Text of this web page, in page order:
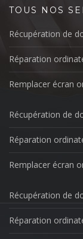
TOUS NOS
Récupération de
Réparation
Remplacer écran
Récupération de
Réparation
Remplacer écran
Récupération de
Réparation